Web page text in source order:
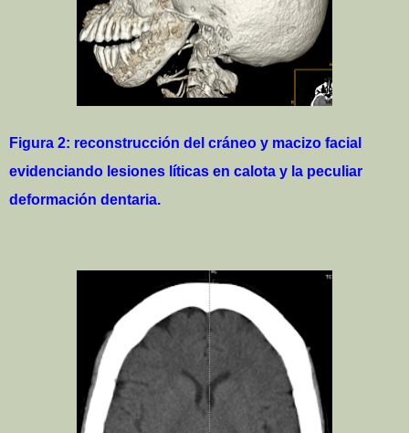
Figura 2: reconstrucción del cráneo y macizo facial
evidenciando lesiones líticas en calota y la peculiar
deformación dentaria.